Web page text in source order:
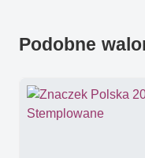
Podobne